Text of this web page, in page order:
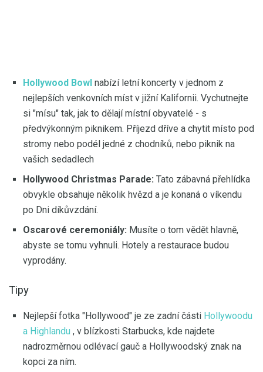
Hollywood Bowl nabízí letní koncerty v jednom z
nejlepších venkovních míst v jižní Kalifornii. Vychutnejte
si "mísu" tak, jak to dělají místní obyvatelé - s
předvýkonným piknikem. Příjezd dříve a chytit místo pod
stromy nebo podél jedné z chodníků, nebo piknik na
vašich sedadlech
Hollywood Christmas Parade: Tato zábavná přehlídka
obvykle obsahuje několik hvězd a je konaná o víkendu
po Dni díkůvzdání.
Oscarové ceremoniály: Musíte o tom vědět hlavně,
abyste se tomu vyhnuli. Hotely a restaurace budou
vyprodány.
Tipy
Nejlepší fotka "Hollywood" je ze zadní části Hollywoodu
a Highlandu , v blízkosti Starbucks, kde najdete
nadrozměrnou odlévací gauč a Hollywoodský znak na
kopci za ním.